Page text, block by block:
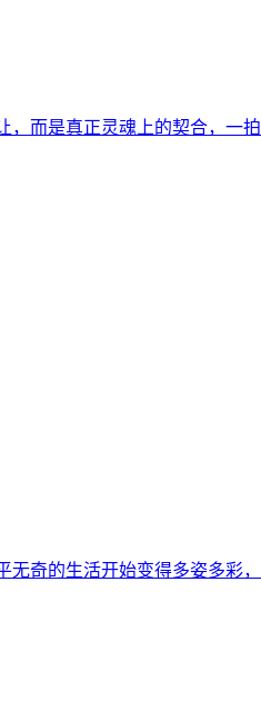
而是真正灵魂上的契合，一
奇的生活开始变得多姿多彩